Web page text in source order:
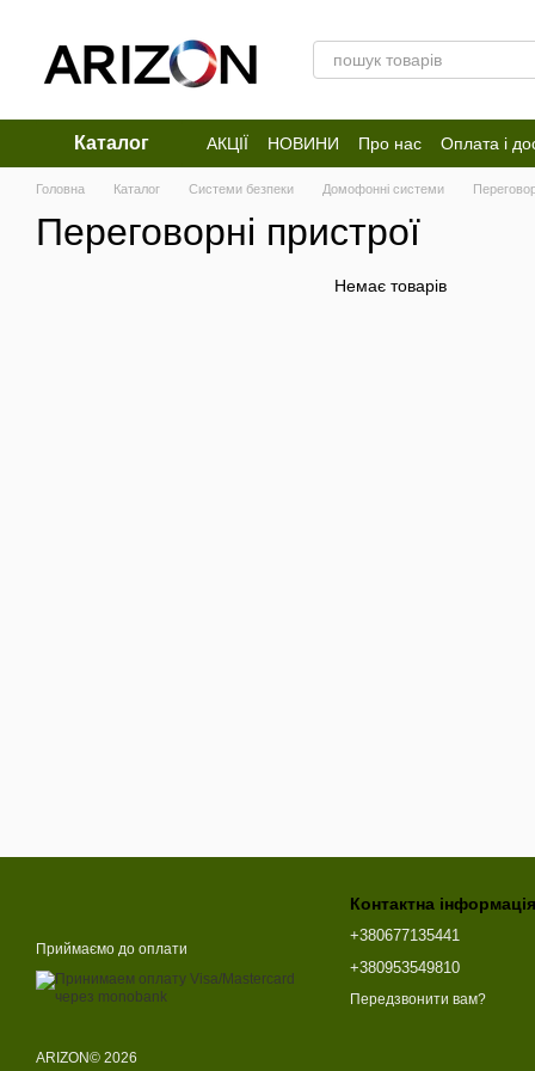
Каталог АКЦІЇ НОВИНИ Про нас
Оплата і
Відгуки про магазин
Головна Каталог Системи безпеки Домофонні системи
Переговорні пристрої
Немає товарів
Приймаємо до оплати
ARIZON© 2026
Контактна інформація
+380677135441
+380953549810
Передзвонити вам?